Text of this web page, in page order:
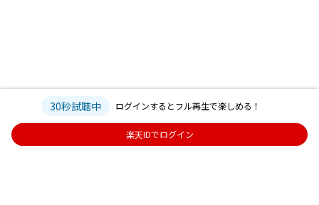
30秒試聴中 ログインするとフル再生で楽しめる！
楽天IDでログイン